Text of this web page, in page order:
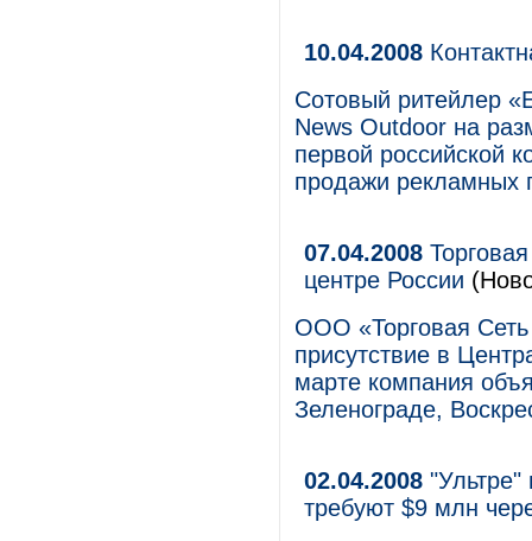
10.04.2008
Сотовый ритейлер
News Outdoor на
первой российской
продажи рекламных
07.04.2008
центре России
ООО «Торговая
присутствие в
марте компания
Зеленограде,
02.04.2008
требуют $9 млн